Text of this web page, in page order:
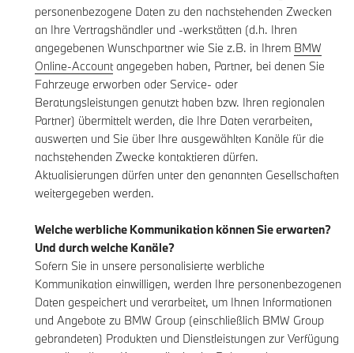
personenbezogene Daten zu den nachstehenden Zwecken
an Ihre Vertragshändler und -werkstätten (d.h. Ihren
angegebenen Wunschpartner wie Sie z.B. in Ihrem BMW
Online-Accountangegeben haben, Partner, bei denen Sie
Fahrzeuge erworben oder Service- oder
Beratungsleistungen genutzt haben bzw. Ihren regionalen
Partner) übermittelt werden, die Ihre Daten verarbeiten,
auswerten und Sie über Ihre ausgewählten Kanäle für die
nachstehenden Zwecke kontaktieren dürfen.
Aktualisierungen dürfen unter den genannten Gesellschaften
weitergegeben werden.
Welche werbliche Kommunikation können Sie erwarten?
Und durch welche Kanäle?
Sofern Sie in unsere personalisierte werbliche
Kommunikation einwilligen, werden Ihre personenbezogenen
Daten gespeichert und verarbeitet, um Ihnen Informationen
und Angebote zu BMW Group (einschließlich BMW Group
gebrandeten) Produkten und Dienstleistungen zur Verfügung